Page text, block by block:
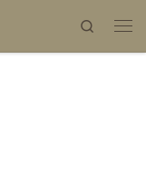
Search